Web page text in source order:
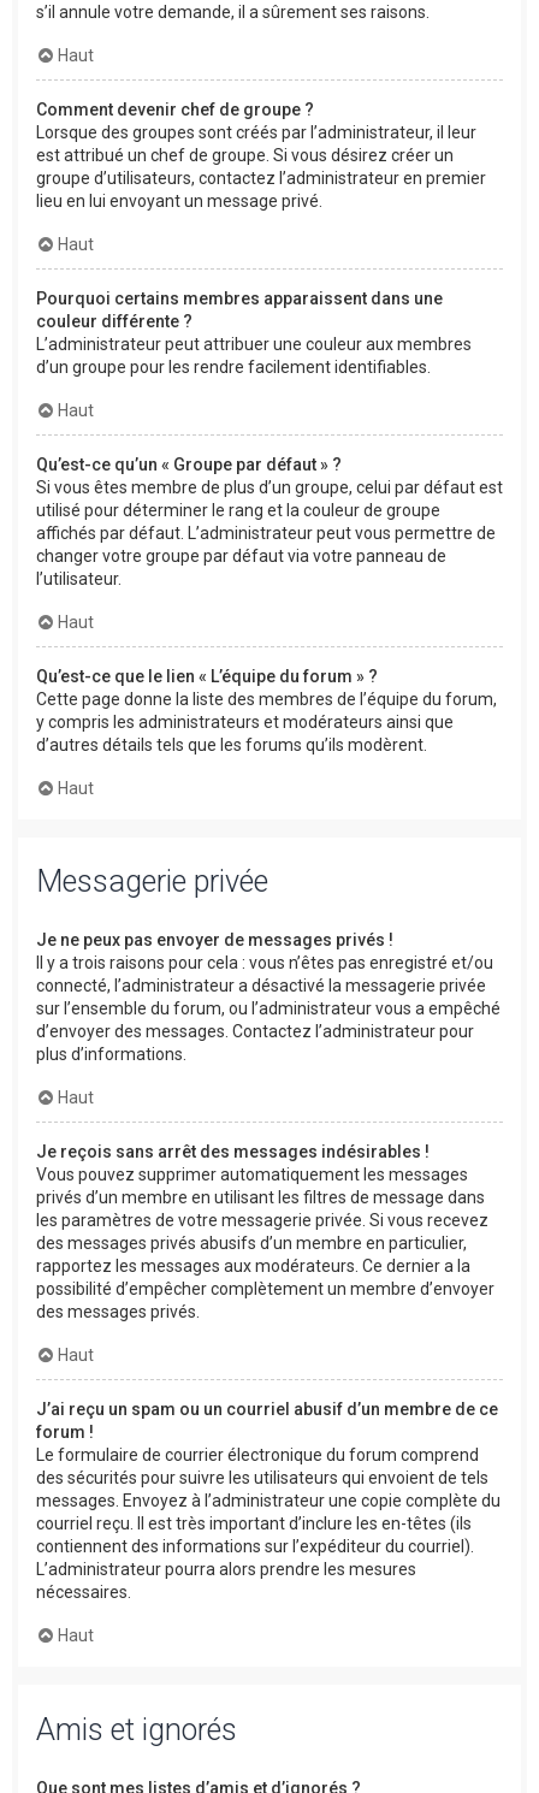
s’il annule votre demande, il a sûrement ses raisons.
Haut
Comment devenir chef de groupe ?
Lorsque des groupes sont créés par l’administrateur, il leur
est attribué un chef de groupe. Si vous désirez créer un
groupe d’utilisateurs, contactez l’administrateur en premier
lieu en lui envoyant un message privé.
Haut
Pourquoi certains membres apparaissent dans une
couleur différente ?
L’administrateur peut attribuer une couleur aux membres
d’un groupe pour les rendre facilement identifiables.
Haut
Qu’est-ce qu’un « Groupe par défaut » ?
Si vous êtes membre de plus d’un groupe, celui par défaut est
utilisé pour déterminer le rang et la couleur de groupe
affichés par défaut. L’administrateur peut vous permettre de
changer votre groupe par défaut via votre panneau de
l’utilisateur.
Haut
Qu’est-ce que le lien « L’équipe du forum » ?
Cette page donne la liste des membres de l’équipe du forum,
y compris les administrateurs et modérateurs ainsi que
d’autres détails tels que les forums qu’ils modèrent.
Haut
Messagerie privée
Je ne peux pas envoyer de messages privés !
Il y a trois raisons pour cela : vous n’êtes pas enregistré et/ou
connecté, l’administrateur a désactivé la messagerie privée
sur l’ensemble du forum, ou l’administrateur vous a empêché
d’envoyer des messages. Contactez l’administrateur pour
plus d’informations.
Haut
Je reçois sans arrêt des messages indésirables !
Vous pouvez supprimer automatiquement les messages
privés d’un membre en utilisant les filtres de message dans
les paramètres de votre messagerie privée. Si vous recevez
des messages privés abusifs d’un membre en particulier,
rapportez les messages aux modérateurs. Ce dernier a la
possibilité d’empêcher complètement un membre d’envoyer
des messages privés.
Haut
J’ai reçu un spam ou un courriel abusif d’un membre de ce
forum !
Le formulaire de courrier électronique du forum comprend
des sécurités pour suivre les utilisateurs qui envoient de tels
messages. Envoyez à l’administrateur une copie complète du
courriel reçu. Il est très important d’inclure les en-têtes (ils
contiennent des informations sur l’expéditeur du courriel).
L’administrateur pourra alors prendre les mesures
nécessaires.
Haut
Amis et ignorés
Que sont mes listes d’amis et d’ignorés ?